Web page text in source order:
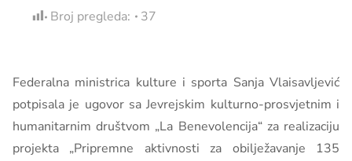
Broj pregleda: 37
Federalna ministrica kulture i sporta Sanja Vlaisavljević
potpisala je ugovor sa Jevrejskim kulturno-prosvjetnim i
humanitarnim društvom „La Benevolencija“ za realizaciju
projekta „Pripremne aktivnosti za obilježavanje 135